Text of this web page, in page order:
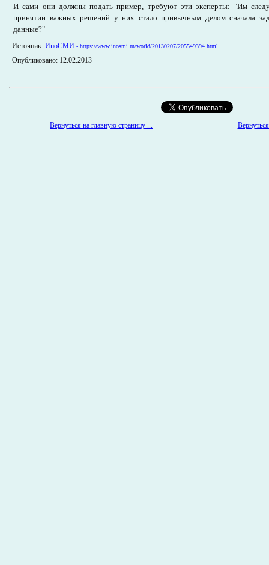
И сами они должны подать пример, требуют эти эксперты: "Им
принятии важных решений у них стало привычным делом сначала
данные?"
Источник: ИноСМИ - https://www.inosmi.ru/world/20130207/205549394.html
Опубликовано: 12.02.2013
Вернуться на главную страницу ...